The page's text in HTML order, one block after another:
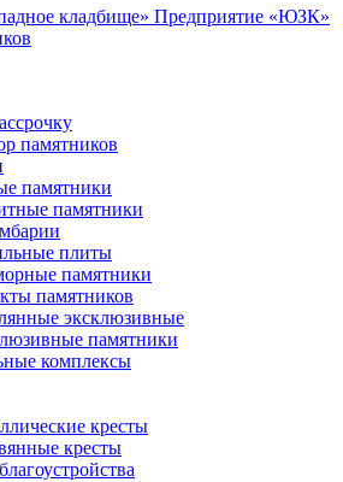
кладбище» Предприятие «ЮЗК»
памятников
памятники
памятники
плиты
памятники
памятников
эксклюзивные
памятники
комплексы
кресты
кресты